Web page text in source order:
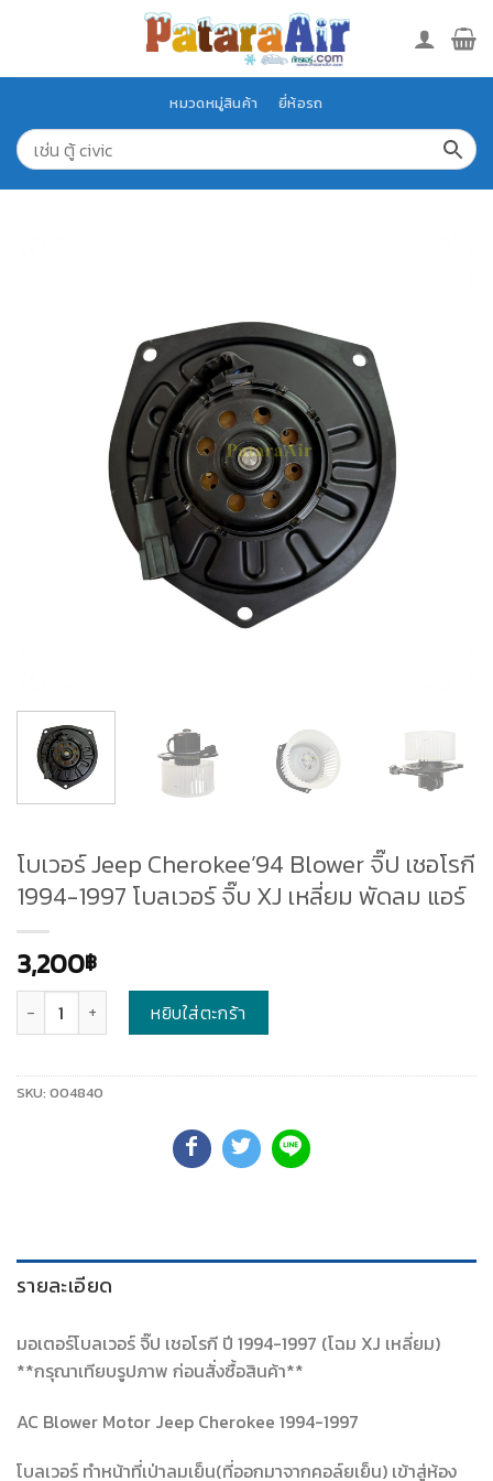
หมวดหมู่สินค้า ยี่ห้อรถ
โบเวอร์ Jeep Cherokee’94 Blower จิ๊ป เชอโรกี
1994-1997 โบลเวอร์ จิ๊บ XJ เหลี่ยม พัดลม แอร์
3,200฿
หยิบใส่ตะกร้า
SKU: 004840
รายละเอียด
มอเตอร์โบลเวอร์ จิ๊ป เชอโรกี ปี 1994-1997 (โฉม XJ เหลี่ยม)
**กรุณาเทียบรูปภาพ ก่อนสั่งซื้อสินค้า**
AC Blower Motor Jeep Cherokee 1994-1997
โบลเวอร์ ทำหน้าที่เป่าลมเย็น(ที่ออกมาจากคอล์ยเย็น) เข้าสู่ห้อง